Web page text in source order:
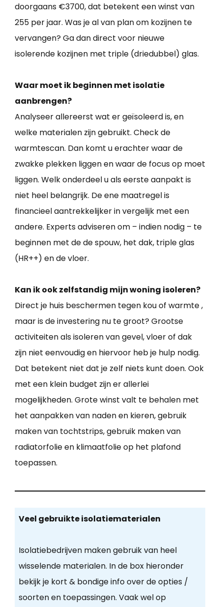
doorgaans €3700, dat betekent een winst van
255 per jaar. Was je al van plan om kozijnen te
vervangen? Ga dan direct voor nieuwe
isolerende kozijnen met triple (driedubbel) glas.
Waar moet ik beginnen met isolatie
aanbrengen?
Analyseer allereerst wat er geïsoleerd is, en
welke materialen zijn gebruikt. Check de
warmtescan. Dan komt u erachter waar de
zwakke plekken liggen en waar de focus op moet
liggen. Welk onderdeel u als eerste aanpakt is
niet heel belangrijk. De ene maatregel is
financieel aantrekkelijker in vergelijk met een
andere. Experts adviseren om – indien nodig – te
beginnen met de de spouw, het dak, triple glas
(HR++) en de vloer.
Kan ik ook zelfstandig mijn woning isoleren?
Direct je huis beschermen tegen kou of warmte ,
maar is de investering nu te groot? Grootse
activiteiten als isoleren van gevel, vloer of dak
zijn niet eenvoudig en hiervoor heb je hulp nodig.
Dat betekent niet dat je zelf niets kunt doen. Ook
met een klein budget zijn er allerlei
mogelijkheden. Grote winst valt te behalen met
het aanpakken van naden en kieren, gebruik
maken van tochtstrips, gebruik maken van
radiatorfolie en klimaatfolie op het plafond
toepassen.
Veel gebruikte isolatiematerialen
Isolatiebedrijven maken gebruik van heel
wisselende materialen. In de box hieronder
bekijk je kort & bondige info over de opties /
soorten en toepassingen. Vaak wel op